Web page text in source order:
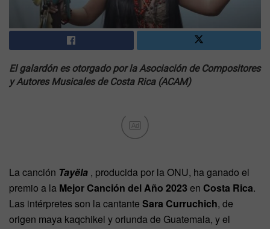
El galardón es otorgado por la Asociación de Compositores
y Autores Musicales de Costa Rica (ACAM)
Ad
La canción Tayëla , producida por la ONU, ha ganado el
premio a la Mejor Canción del Año 2023 en Costa Rica.
Las intérpretes son la cantante Sara Curruchich, de
origen maya kaqchikel y oriunda de Guatemala, y el